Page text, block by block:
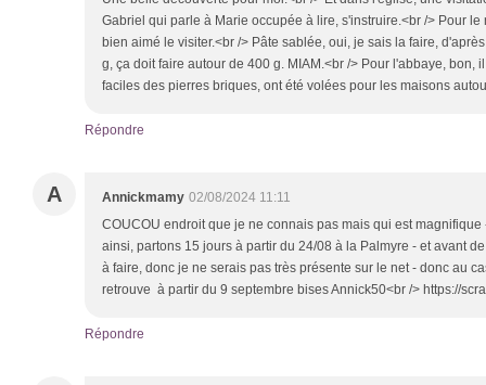
Gabriel qui parle à Marie occupée à lire, s'instruire.<br /> Pour
bien aimé le visiter.<br /> Pâte sablée, oui, je sais la faire,
g, ça doit faire autour de 400 g. MIAM.<br /> Pour l'abbaye, bon,
faciles des pierres briques, ont été volées pour les maisons
Répondre
A Annickmamy 02/08/2024 11:11
COUCOU endroit que je ne connais pas mais qui est
ainsi, partons 15 jours à partir du 24/08 à la Palmyre - et avant
à faire, donc je ne serais pas très présente sur le net - donc au
retrouve à partir du 9 septembre bises Annick50<br /> https://
Répondre